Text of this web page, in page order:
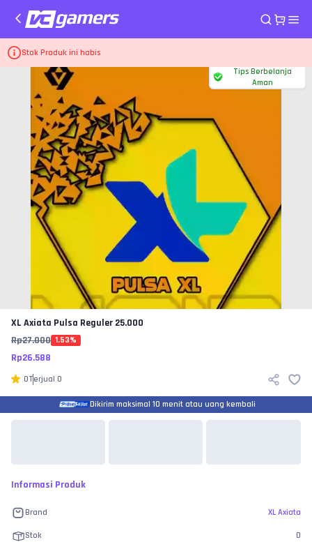
Stok Produk ini habis
Home Pulsa dan PLN XL Axiata
Tips Berbelanja
Aman
XL Axiata Pulsa Reguler 25.000
Rp27.000 1.53%
Rp26.588
0Terjual 0
Dikirim maksimal 10 menit atau uang kembali
Informasi Produk
Brand XL Axiata
Stok 0